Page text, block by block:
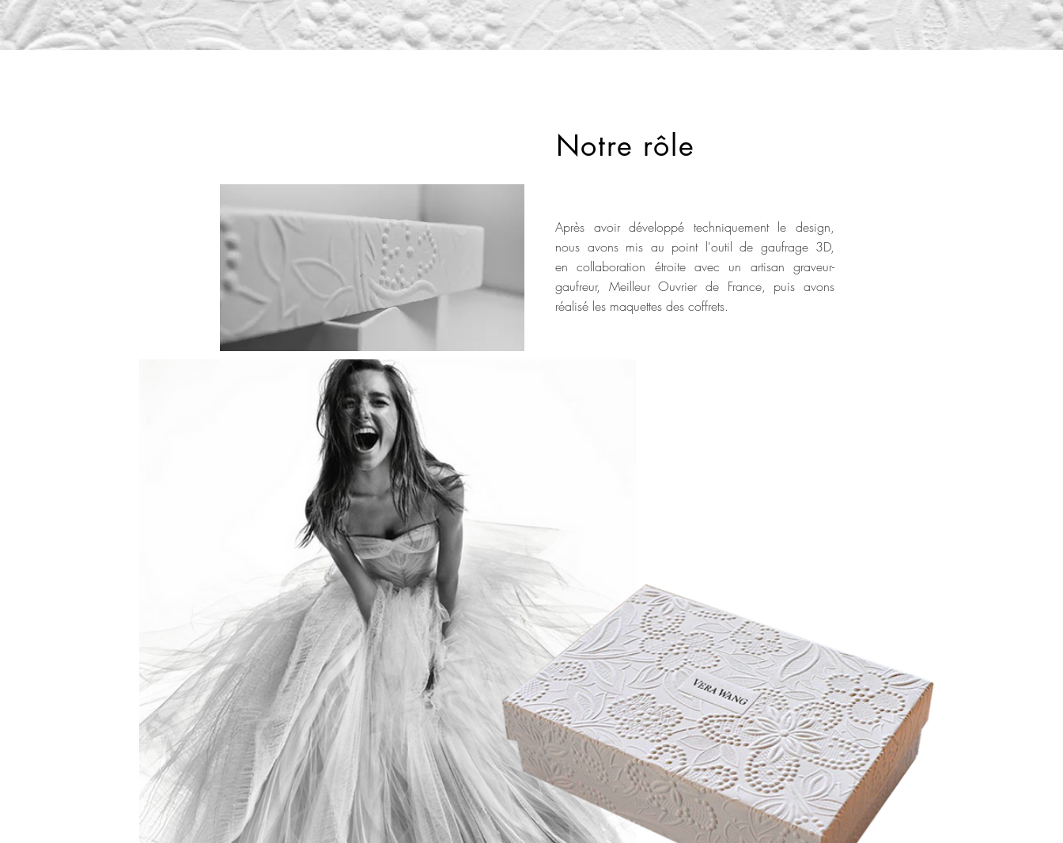
Notre rôle
Après avoir développé techniquement le design,
nous avons mis au point l'outil de gaufrage 3D,
en collaboration étroite avec un artisan graveur-
gaufreur, Meilleur Ouvrier de France, puis avons
réalisé les maquettes des coffrets.